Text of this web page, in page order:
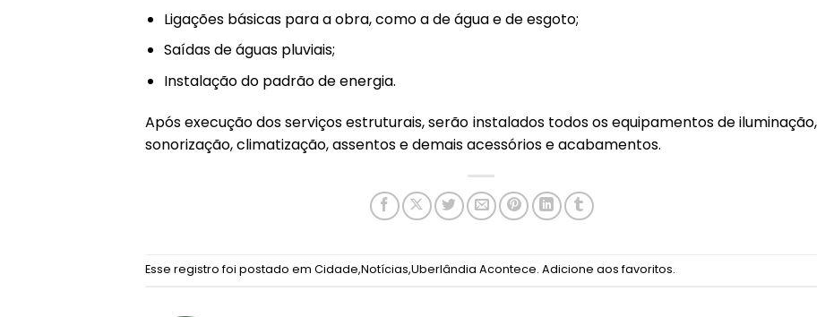
Ligações básicas para a obra, como a de água e de esgoto;
Saídas de águas pluviais;
Instalação do padrão de energia.
Após execução dos serviços estruturais, serão instalados todos os equipamentos de iluminação,
sonorização, climatização, assentos e demais acessórios e acabamentos.
Esse registro foi postado em Cidade,Notícias,Uberlândia Acontece. Adicione aos favoritos.